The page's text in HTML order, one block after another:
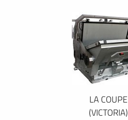
LA COUPE
(VICTORIA)